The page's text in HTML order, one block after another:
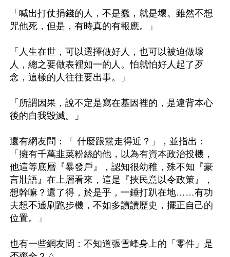
「喊出打仗捐錢的人，不是蠢，就是壞。雖然不想
咒他死，但是，有時真的有報應。」
「人生在世，可以選擇做好人，也可以被迫做壞
人，總之要做表裡如一的人。怕就怕好人起了歹
念，這樣的人往往要出事。」
「所謂因果，說不定是寫在基因裡的，是違背本心
後的自我毀滅。」
還有網友問：「 什麼跟黨走得近？」，並指出：
「擁有千萬韭菜粉絲的他，以為有資本政治投機，
他這等底層『暴發戶』，認知很幼稚，殊不知『豪
言壯語』在上層看來，這是『挾民意以令政策』，
想幹嘛？還了得，於是乎，一錘打趴在地……有功
夫想不通刷跑步機，不如多讀讀歷史，擺正自己的
位置。」
也有一些網友問：不知道張雪峰身上的「零件」是